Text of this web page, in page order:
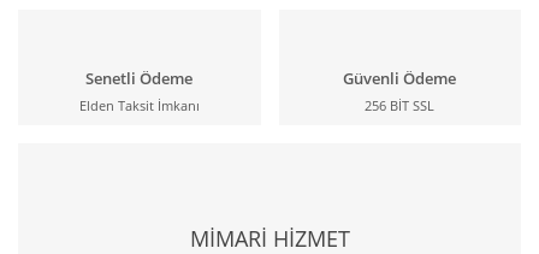
Senetli Ödeme
Elden Taksit İmkanı
Güvenli Ödeme
256 BİT SSL
MİMARİ HİZMET